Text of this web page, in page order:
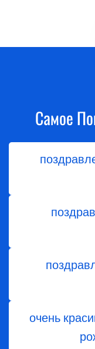
Самое
очень